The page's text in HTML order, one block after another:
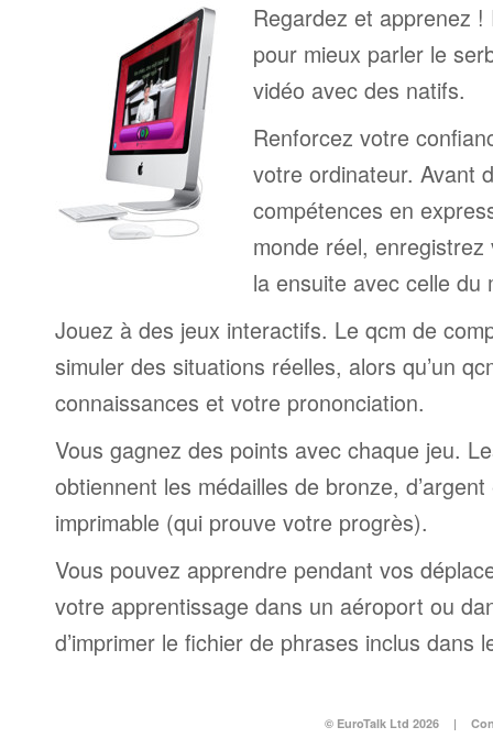
Regardez et apprenez
pour mieux parler le
vidéo avec des natifs.
Renforcez votre
votre ordinateur. Avant
compétences en
monde réel,
la ensuite avec celle du
Jouez à des jeux interactifs. Le qcm de
simuler des situations réelles, alors qu’un
connaissances et votre prononciation.
Vous gagnez des points avec chaque jeu.
obtiennent les médailles de bronze, d’argent
imprimable (qui prouve votre progrès).
Vous pouvez apprendre pendant vos
votre apprentissage dans un aéroport ou
d’imprimer le fichier de phrases inclus dans
© EuroTalk Ltd 2026 |